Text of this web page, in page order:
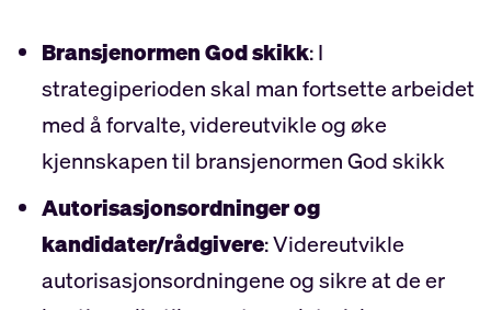
Bransjenormen God skikk: I
strategiperioden skal man fortsette arbeidet
med å forvalte, videreutvikle og øke
kjennskapen til bransjenormen God skikk
Autorisasjonsordninger og
kandidater/rådgivere: Videreutvikle
autorisasjonsordningene og sikre at de er